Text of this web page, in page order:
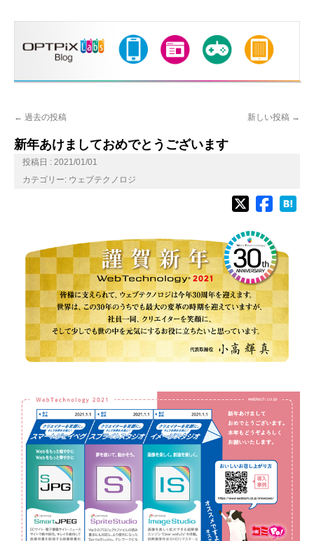
← 過去の投稿 新しい投稿 →
新年あけましておめでとうございます
投稿日 : 2021/01/01
カテゴリー: ウェブテクノロジ